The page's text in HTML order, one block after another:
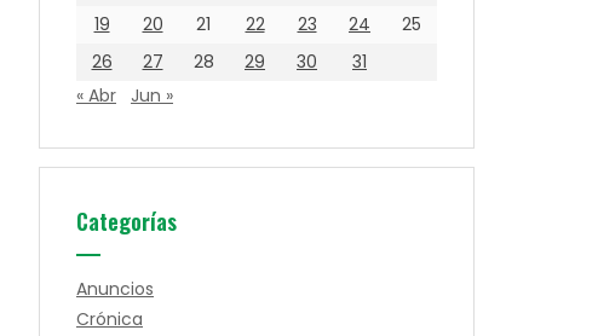
19
20 21 22 23 24
25
26
27 28 29 30
31
« Abr
Jun »
Categorías
Anuncios
Crónica